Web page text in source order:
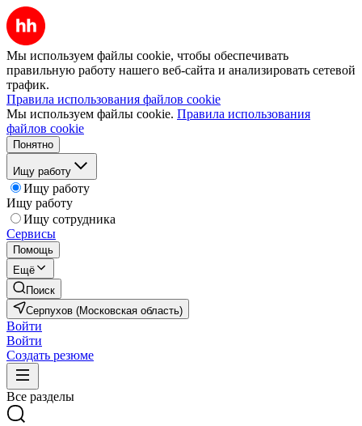
Мы используем файлы cookie, чтобы обеспечивать
правильную работу нашего веб-сайта и анализировать сетевой
трафик.
Правила использования файлов cookie
Мы используем файлы cookie. Правила использования
файлов cookie
Понятно
Ищу работу
Ищу работу
Ищу работу
Ищу сотрудника
Сервисы
Помощь
Ещё
Поиск
Серпухов (Московская область)
Войти
Войти
Создать резюме
Все разделы